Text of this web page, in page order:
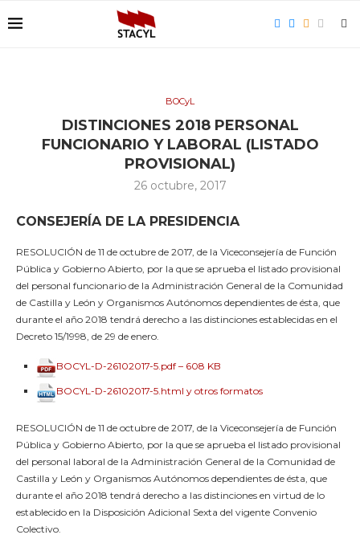
BOCyL
DISTINCIONES 2018 PERSONAL
FUNCIONARIO Y LABORAL (LISTADO
PROVISIONAL)
26 octubre, 2017
CONSEJERÍA DE LA PRESIDENCIA
RESOLUCIÓN de 11 de octubre de 2017, de la Viceconsejería de Función
Pública y Gobierno Abierto, por la que se aprueba el listado provisional
del personal funcionario de la Administración General de la Comunidad
de Castilla y León y Organismos Autónomos dependientes de ésta, que
durante el año 2018 tendrá derecho a las distinciones establecidas en el
Decreto 15/1998, de 29 de enero.
BOCYL-D-26102017-5.pdf – 608 KB
BOCYL-D-26102017-5.html y otros formatos
RESOLUCIÓN de 11 de octubre de 2017, de la Viceconsejería de Función
Pública y Gobierno Abierto, por la que se aprueba el listado provisional
del personal laboral de la Administración General de la Comunidad de
Castilla y León y Organismos Autónomos dependientes de ésta, que
durante el año 2018 tendrá derecho a las distinciones en virtud de lo
establecido en la Disposición Adicional Sexta del vigente Convenio
Colectivo.